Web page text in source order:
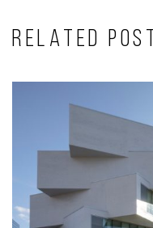
RELATED POST